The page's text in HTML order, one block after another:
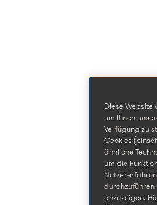
Diese Website
um Ihnen
Verfügung zu
Cookies
ähnliche
um die
durchzuführen
anzuzeigen.